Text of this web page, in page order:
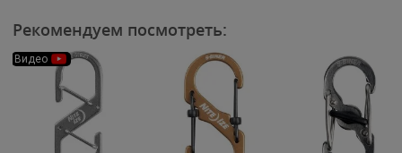
Рекомендуем посмотреть:
Видео